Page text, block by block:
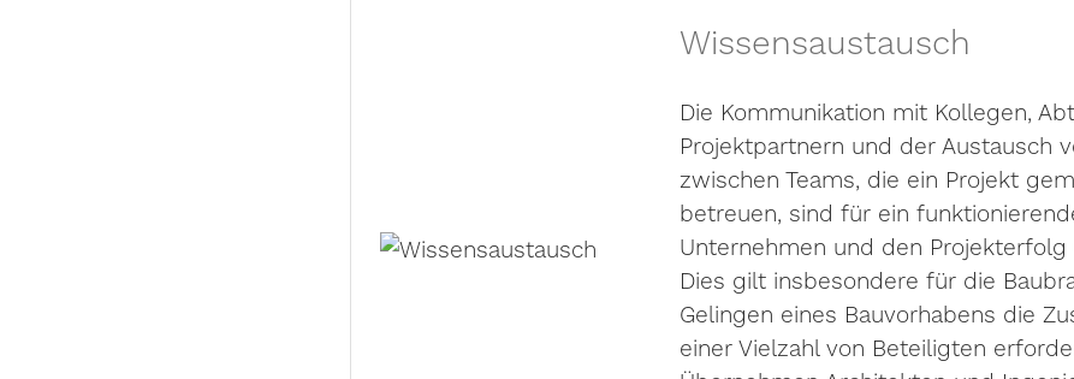
Wissensaustausch
Die Kommunikation mit Kollegen,
Projektpartnern und der Austausch
zwischen Teams, die ein Projekt
betreuen, sind für ein
Unternehmen und den Projekterfolg
Dies gilt insbesondere für die
Gelingen eines Bauvorhabens die
einer Vielzahl von Beteiligten